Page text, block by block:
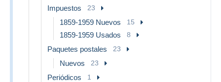
Impuestos 23
1859-1959 Nuevos 15
1859-1959 Usados 8
Paquetes postales 23
Nuevos 23
Periódicos 1